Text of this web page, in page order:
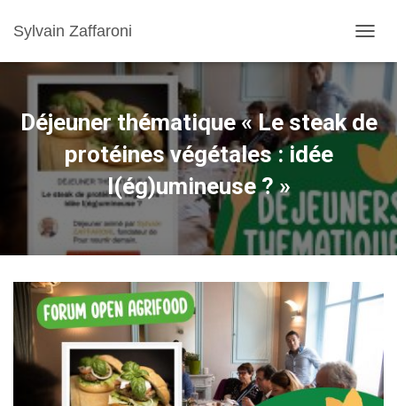
Sylvain Zaffaroni
Déjeuner thématique « Le steak de
protéines végétales : idée
l(ég)umineuse ? »